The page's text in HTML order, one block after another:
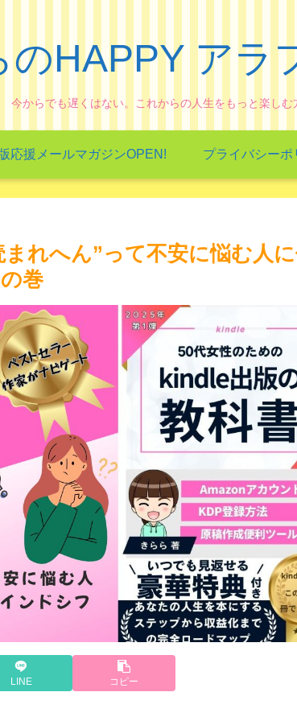
のHAPPY アラ
今からでも遅くはない。これからの人生をもっと楽しむ
応援メールマガジンOPEN! プライバシーポ
れへん”って不安に悩む人に
巻
LINE コピー